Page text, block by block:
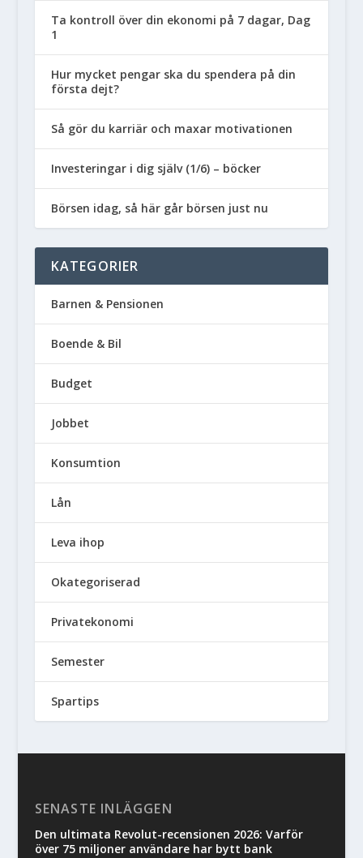
Ta kontroll över din ekonomi på 7 dagar, Dag
1
Hur mycket pengar ska du spendera på din
första dejt?
Så gör du karriär och maxar motivationen
Investeringar i dig själv (1/6) – böcker
Börsen idag, så här går börsen just nu
KATEGORIER
Barnen & Pensionen
Boende & Bil
Budget
Jobbet
Konsumtion
Lån
Leva ihop
Okategoriserad
Privatekonomi
Semester
Spartips
SENASTE INLÄGGEN
Den ultimata Revolut-recensionen 2026: Varför
över 75 miljoner användare har bytt bank